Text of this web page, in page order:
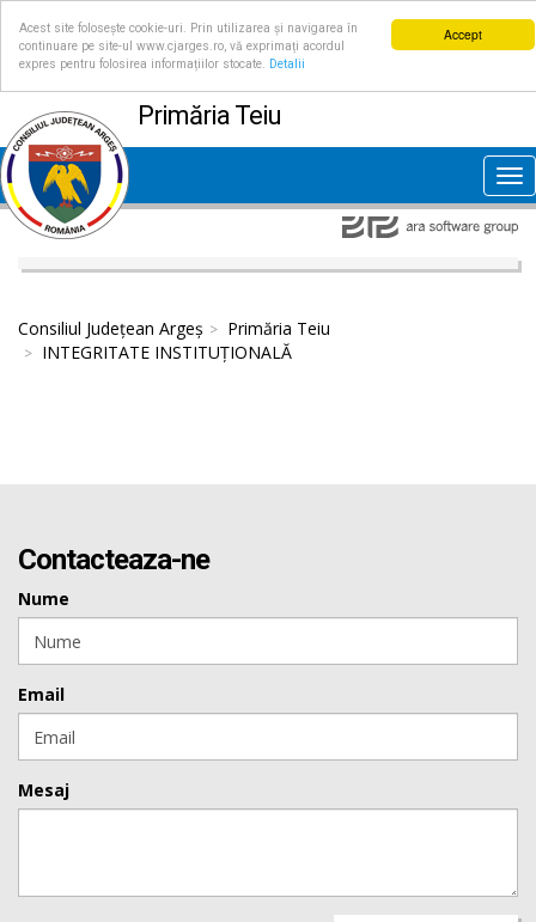
Accept
Acest site folosește cookie-uri. Prin utilizarea și navigarea în
continuare pe site-ul www.cjarges.ro, vă exprimați acordul
expres pentru folosirea informațiilor stocate.
Detalii
Primăria Teiu
Consiliul Județean Argeș
Primăria Teiu
INTEGRITATE INSTITUȚIONALĂ
Contacteaza-ne
Nume
Email
Mesaj